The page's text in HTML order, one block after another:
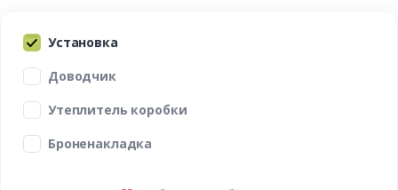
Установка
Доводчик
Утеплитель коробки
Броненакладка